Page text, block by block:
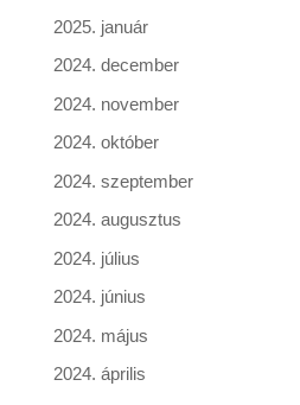
2025. január
2024. december
2024. november
2024. október
2024. szeptember
2024. augusztus
2024. július
2024. június
2024. május
2024. április